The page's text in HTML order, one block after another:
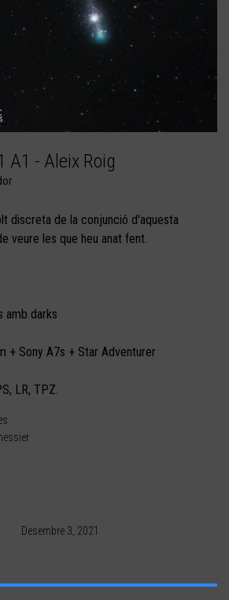
A1 - Aleix Roig
discreta de la conjunció d'aquesta
veure les que heu anat fent.
amb darks
+ Sony A7s + Star Adventurer
LR, TPZ.
Desembre 3, 2021